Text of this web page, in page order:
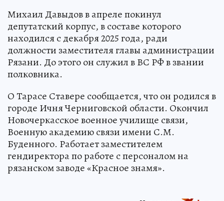
Михаил Давыдов в апреле покинул
депутатский корпус, в составе которого
находился с декабря 2025 года, ради
должности заместителя главы администрации
Рязани. До этого он служил в ВС РФ в звании
полковника.
О Тарасе Ставере сообщается, что он родился в
городе Ичня Черниговской области. Окончил
Новочеркасское военное училище связи,
Военную академию связи имени С.М.
Буденного. Работает заместителем
гендиректора по работе с персоналом на
рязанском заводе «Красное знамя».